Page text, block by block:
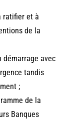
ratifier et à
de la
démarrage avec
tandis
;
de la
Banques